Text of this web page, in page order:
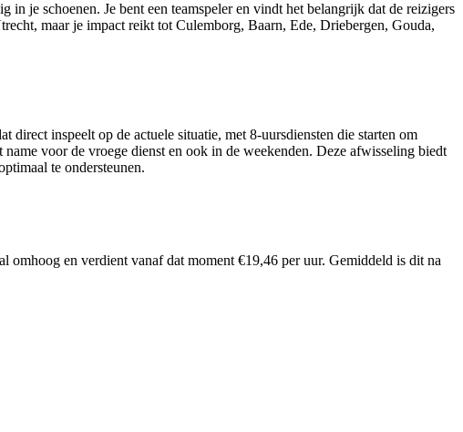
in je schoenen. Je bent een teamspeler en vindt het belangrijk dat de reizigers
maar je impact reikt tot Culemborg, Baarn, Ede, Driebergen, Gouda,
inspeelt op de actuele situatie, met 8-uursdiensten die starten om
voor de vroege dienst en ook in de weekenden. Deze afwisseling biedt
te ondersteunen.
omhoog en verdient vanaf dat moment €19,46 per uur. Gemiddeld is dit na